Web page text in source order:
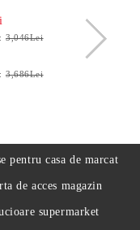
3,046Lei
3,686Lei
pentru casa de marcat
de acces magazin
supermarket